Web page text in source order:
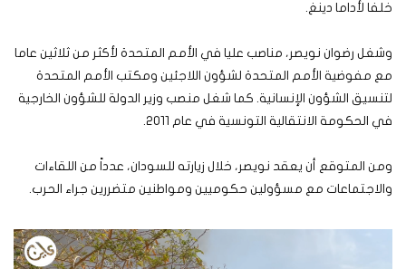
خلفا لأداما دينغ.
وشغل رضوان نويصر، مناصب عليا في الأمم المتحدة لأكثر من ثلاثين عاما
مع مفوضية الأمم المتحدة لشؤون اللاجئين ومكتب الأمم المتحدة
لتنسيق الشؤون الإنسانية. كما شغل منصب وزير الدولة للشؤون الخارجية
في الحكومة الانتقالية التونسية في عام 2011.
ومن المتوقع أن يعقد نويصر، خلال زيارته للسودان، عدداً من اللقاءات
والاجتماعات مع مسؤولين حكوميين ومواطنين متضررين جراء الحرب.